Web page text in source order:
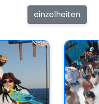
einzelheiten